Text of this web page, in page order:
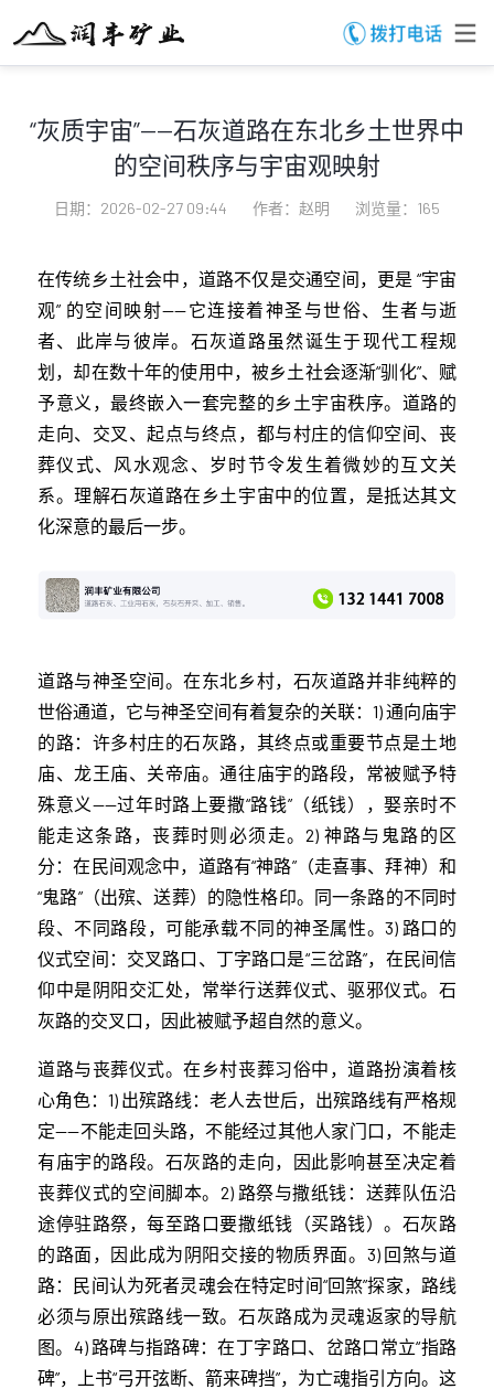
“灰质宇宙”——石灰道路在东北乡土世界中
的空间秩序与宇宙观映射
日期：2026-02-27 09:44 作者：赵明 浏览量：165
在传统乡土社会中，道路不仅是交通空间，更是 “宇宙
观” 的空间映射——它连接着神圣与世俗、生者与逝
者、此岸与彼岸。石灰道路虽然诞生于现代工程规
划，却在数十年的使用中，被乡土社会逐渐“驯化”、赋
予意义，最终嵌入一套完整的乡土宇宙秩序。道路的
走向、交叉、起点与终点，都与村庄的信仰空间、丧
葬仪式、风水观念、岁时节令发生着微妙的互文关
系。理解石灰道路在乡土宇宙中的位置，是抵达其文
化深意的最后一步。
道路与神圣空间。在东北乡村，石灰道路并非纯粹的
世俗通道，它与神圣空间有着复杂的关联：1) 通向庙宇
的路：许多村庄的石灰路，其终点或重要节点是土地
庙、龙王庙、关帝庙。通往庙宇的路段，常被赋予特
殊意义——过年时路上要撒“路钱”（纸钱），娶亲时不
能走这条路，丧葬时则必须走。2) 神路与鬼路的区
分：在民间观念中，道路有“神路”（走喜事、拜神）和
“鬼路”（出殡、送葬）的隐性格印。同一条路的不同时
段、不同路段，可能承载不同的神圣属性。3) 路口的
仪式空间：交叉路口、丁字路口是“三岔路”，在民间信
仰中是阴阳交汇处，常举行送葬仪式、驱邪仪式。石
灰路的交叉口，因此被赋予超自然的意义。
道路与丧葬仪式。在乡村丧葬习俗中，道路扮演着核
心角色：1) 出殡路线：老人去世后，出殡路线有严格规
定——不能走回头路，不能经过其他人家门口，不能走
有庙宇的路段。石灰路的走向，因此影响甚至决定着
丧葬仪式的空间脚本。2) 路祭与撒纸钱：送葬队伍沿
途停驻路祭，每至路口要撒纸钱（买路钱）。石灰路
的路面，因此成为阴阳交接的物质界面。3) 回煞与道
路：民间认为死者灵魂会在特定时间“回煞”探家，路线
必须与原出殡路线一致。石灰路成为灵魂返家的导航
图。4) 路碑与指路碑：在丁字路口、岔路口常立“指路
碑”，上书“弓开弦断、箭来碑挡”，为亡魂指引方向。这